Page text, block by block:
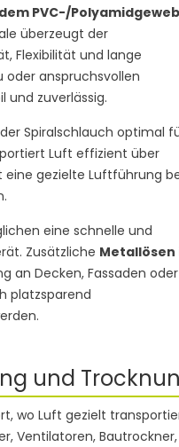
PVC-/
überzeugt der
Flexibilität und lange
oder anspruchsvollen
und zuverlässig.
Spiralschlauch optimal
Luft effizient über
eine gezielte Luftführung
eine schnelle und
Zusätzliche Metallösen
an Decken, Fassaden oder
platzsparend
und
wo Luft gezielt
Ventilatoren,